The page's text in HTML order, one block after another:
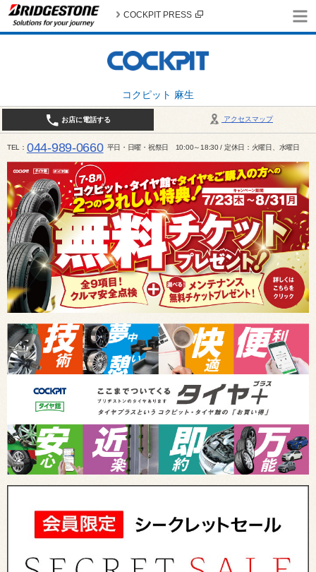
コクピット 麻生
COCKPIT PRESS
アクセスマップ
お店に電話する
TEL 044-989-0660 平日・日曜・祝祭日 10:00～18:30 / 定休日：火曜日、水曜日